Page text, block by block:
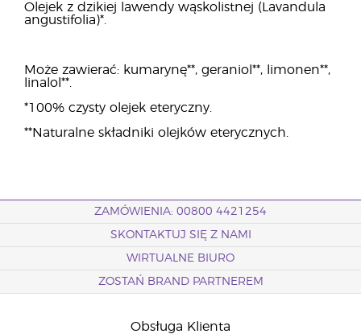
Olejek z dzikiej lawendy wąskolistnej (Lavandula
angustifolia)*.
Może zawierać: kumarynę**, geraniol**, limonen**,
linalol**.
*100% czysty olejek eteryczny.
**Naturalne składniki olejków eterycznych.
ZAMÓWIENIA: 00800 4421254
SKONTAKTUJ SIĘ Z NAMI
WIRTUALNE BIURO
ZOSTAŃ BRAND PARTNEREM
Obsługa Klienta